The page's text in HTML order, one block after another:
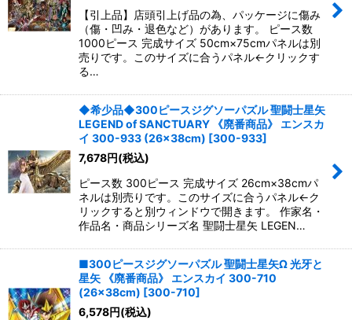
絞り込む
【引上品】店頭引上げ品の為、パッケージに傷み
（傷・凹み・退色など）があります。 ピース数
1000ピース 完成サイズ 50cm×75cmパネルは別
売りです。このサイズに合うパネル←クリックす
る…
◆希少品◆300ピースジグソーパズル 聖闘士星矢
LEGEND of SANCTUARY 《廃番商品》 エンスカ
イ 300-933 (26×38cm) [300-933]
7,678円(税込)
ピース数 300ピース 完成サイズ 26cm×38cmパ
ネルは別売りです。このサイズに合うパネル←ク
リックすると別ウィンドウで開きます。 作家名・
作品名・商品シリーズ名 聖闘士星矢 LEGEN…
■300ピースジグソーパズル 聖闘士星矢Ω 光牙と
星矢 《廃番商品》 エンスカイ 300-710
(26×38cm) [300-710]
6,578円(税込)